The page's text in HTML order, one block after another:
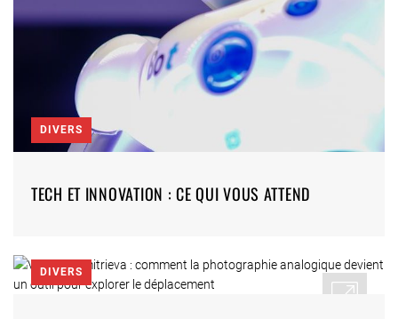
DIVERS
TECH ET INNOVATION : CE QUI VOUS ATTEND
DIVERS